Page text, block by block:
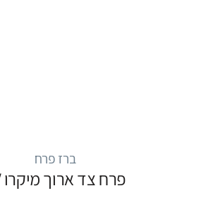
ברז פרח
פרח צד ארוך מיקרו YV